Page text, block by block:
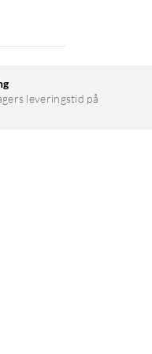
leveringstid på